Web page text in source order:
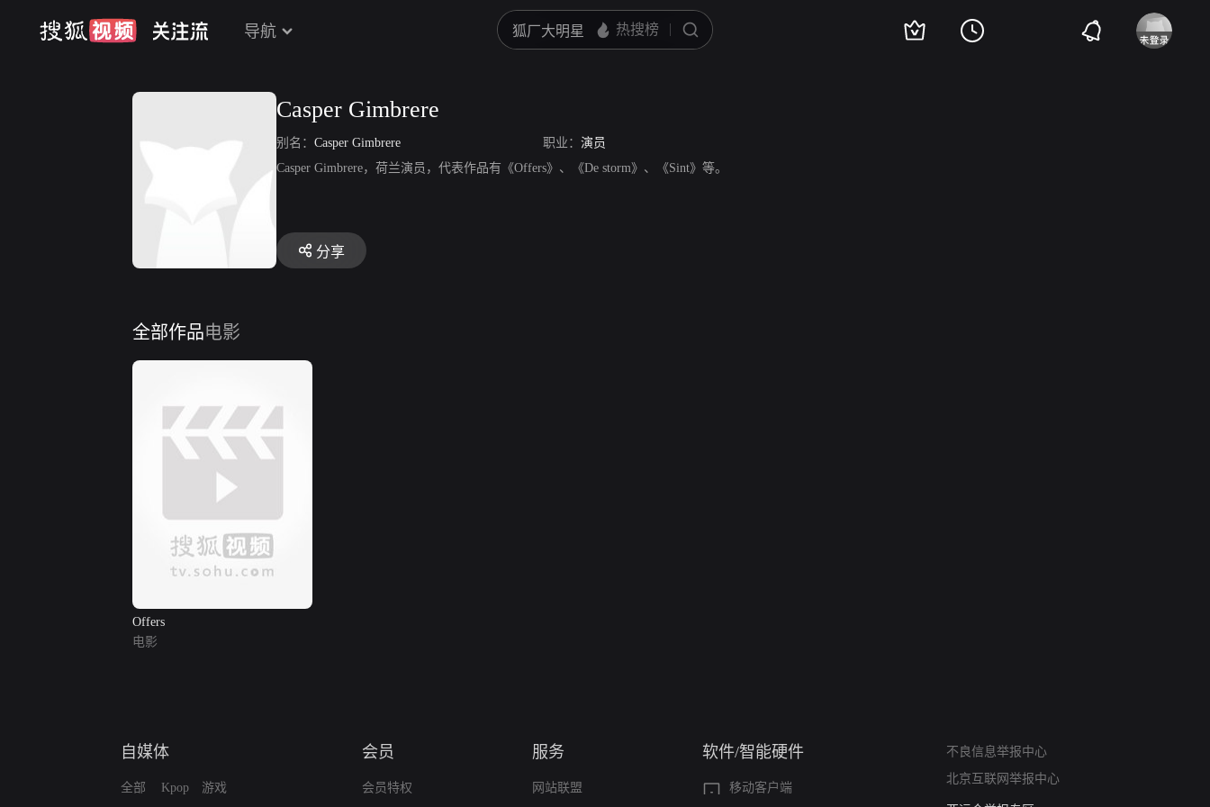
导航
Casper Gimbrere
别名： Casper Gimbrere 职业： 演员
Casper Gimbrere，荷兰演员，代表作品有《Offers》、《De storm》、《Sint》等。
分享
全部作品电影
Offers
电影
自媒体
全部 Kpop 游戏
会员
会员特权
服务
网站联盟
软件/智能硬件
移动客户端
不良信息举报中心
北京互联网举报中心
算法推荐专项举报